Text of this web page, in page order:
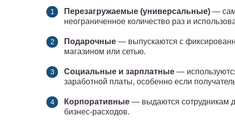
Перезагружаемые (универсальные) —
неограниченное количество раз и
Подарочные — выпускаются с
магазином или сетью.
Социальные и зарплатные —
заработной платы, особенно если
Корпоративные — выдаются сотрудникам
бизнес-расходов.